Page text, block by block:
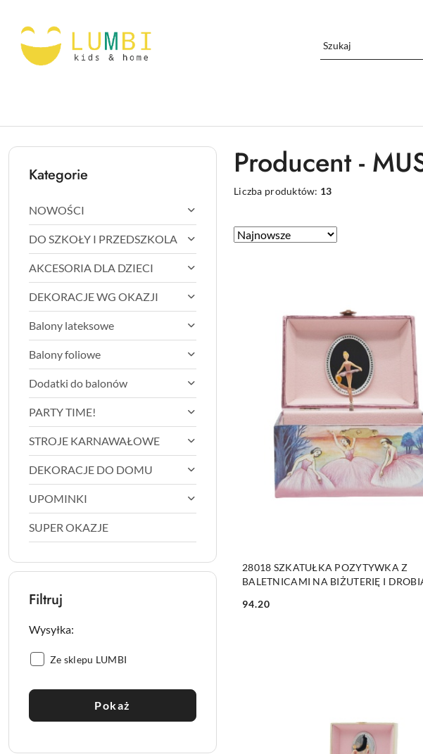
Kategorie
NOWOŚCI
DO SZKOŁY I PRZEDSZKOLA
AKCESORIA DLA DZIECI
DEKORACJE WG OKAZJI
Balony lateksowe
Balony foliowe
Dodatki do balonów
PARTY TIME!
STROJE KARNAWAŁOWE
DEKORACJE DO DOMU
UPOMINKI
SUPER OKAZJE
Filtruj
Wysyłka:
Wysyłka::
Ze sklepu LUMBI
Pokaż
Producent -
Liczba produktów: 13
Zastosowano
Sortuj
28018 SZKATUŁKA POZYTYWKA Z
BALETNICAMI NA BIŻUTERIĘ I
Cena:
94.20